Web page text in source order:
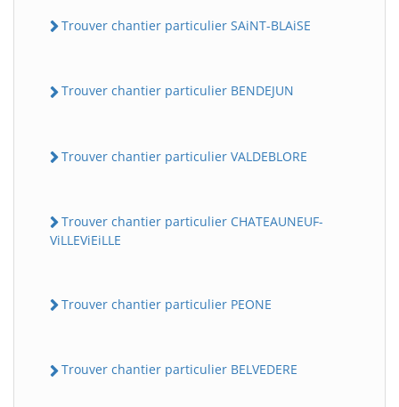
Trouver chantier particulier SAiNT-BLAiSE
Trouver chantier particulier BENDEJUN
Trouver chantier particulier VALDEBLORE
Trouver chantier particulier CHATEAUNEUF-
ViLLEViEiLLE
Trouver chantier particulier PEONE
Trouver chantier particulier BELVEDERE